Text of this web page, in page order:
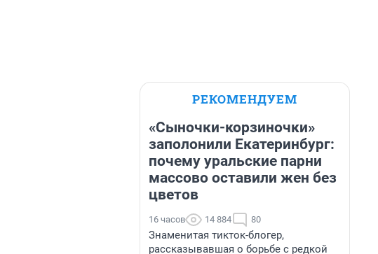
РЕКОМЕНДУЕМ
«Сыночки-корзиночки»
заполонили Екатеринбург:
почему уральские парни
массово оставили жен без
цветов
16 часов 14 884 80
Знаменитая тикток-блогер,
рассказывавшая о борьбе с редкой